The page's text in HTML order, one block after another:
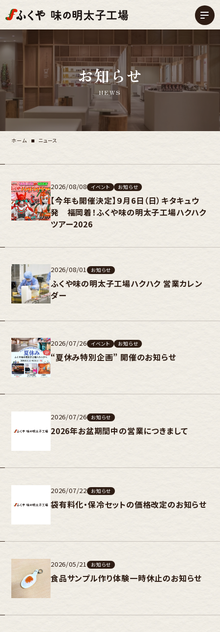
お知らせ
NEWS
ホーム ニュース
2026/08/08 イベント お知らせ
【今年も開催決定】９月6日（日）キタキュウ
発 福岡着！ふくや味の明太子工場ハクハク
ツアー2026
2026/08/01 お知らせ
ふくや味の明太子工場ハクハク 営業カレン
ダー
2026/07/26 イベント お知らせ
“夏休み特別企画” 開催のお知らせ
2026/07/26 お知らせ
2026年お盆期間中の営業につきまして
2026/07/22 お知らせ
袋有料化・保冷セットの価格改定のお知らせ
2026/05/21 お知らせ
食品サンプル作り体験一時休止のお知らせ